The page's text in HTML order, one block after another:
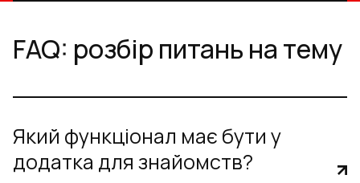
FAQ: розбір питань на тему
Який функціонал має бути у
додатка для знайомств?